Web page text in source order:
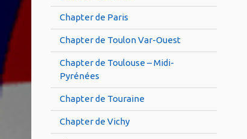
Chapter de Paris
Chapter de Toulon Var-Ouest
Chapter de Toulouse – Midi-
Pyrénées
Chapter de Touraine
Chapter de Vichy